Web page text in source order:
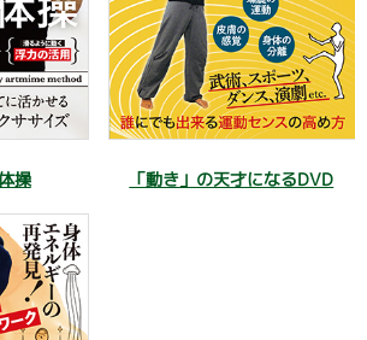
操 「動き」の天才になるDVD